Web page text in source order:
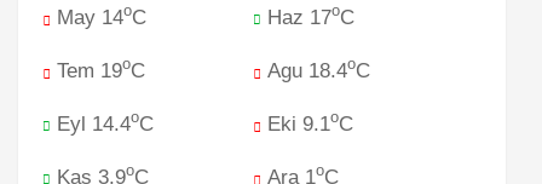
May 14oC Haz 17oC
Tem 19oC Agu 18.4oC
Eyl 14.4oC Eki 9.1oC
Kas 3.9oC Ara 1oC